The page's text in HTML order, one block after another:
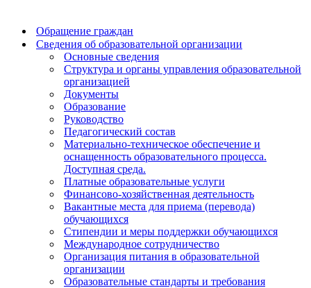
Обращение граждан
Сведения об образовательной организации
Основные сведения
Структура и органы управления образовательной
организацией
Документы
Образование
Руководство
Педагогический состав
Материально-техническое обеспечение и
оснащенность образовательного процесса.
Доступная среда.
Платные образовательные услуги
Финансово-хозяйственная деятельность
Вакантные места для приема (перевода)
обучающихся
Стипендии и меры поддержки обучающихся
Международное сотрудничество
Организация питания в образовательной
организации
Образовательные стандарты и требования